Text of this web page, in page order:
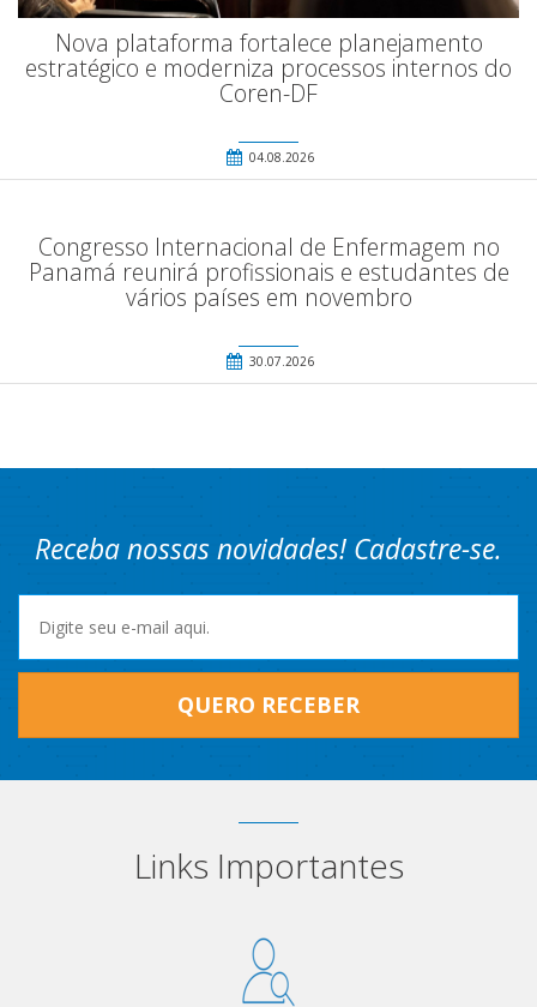
Nova plataforma fortalece planejamento
estratégico e moderniza processos internos do
Coren-DF
04.08.2026
Congresso Internacional de Enfermagem no
Panamá reunirá profissionais e estudantes de
vários países em novembro
30.07.2026
Receba nossas novidades! Cadastre-se.
QUERO RECEBER
Links Importantes